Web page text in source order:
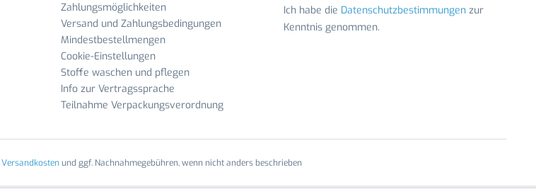
Zahlungsmöglichkeiten
Versand und Zahlungsbedingungen
Mindestbestellmengen
Cookie-Einstellungen
Stoffe waschen und pflegen
Info zur Vertragssprache
Teilnahme Verpackungsverordnung
Ich habe die Datenschutzbestimmungen zur
Kenntnis genommen.
Versandkostenund ggf. Nachnahmegebühren, wenn nicht anders beschrieben